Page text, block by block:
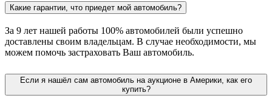
Какие гарантии, что приедет мой автомобиль?
За 9 лет нашей работы 100% автомобилей были успешно
доставлены своим владельцам. В случае необходимости, мы
можем помочь застраховать Ваш автомобиль.
Если я нашёл сам автомобиль на аукционе в Америки, как его
купить?